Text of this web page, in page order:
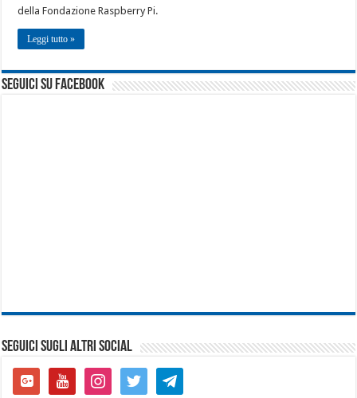
della Fondazione Raspberry Pi.
Leggi tutto »
seguici su facebook
SEGUICI SUGLI ALTRI SOCIAL
google-
plus-
youtubeinstagramtwitter telegram